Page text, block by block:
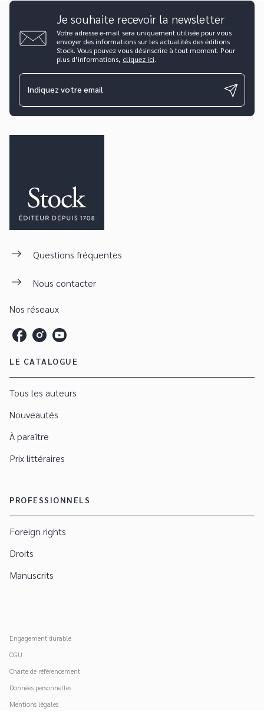
Je souhaite recevoir la newsletter
Votre adresse e-mail sera uniquement utilisée pour vous
envoyer des informations sur les actualités des éditions
Stock. Vous pouvez vous désinscrire à tout moment. Pour
plus d’informations, cliquez ici.
Indiquez votre email
Questions fréquentes
Nous contacter
Nos réseaux
LE CATALOGUE
Tous les auteurs
Nouveautés
À paraître
Prix littéraires
PROFESSIONNELS
Foreign rights
Droits
Manuscrits
Engagement durable
CGU
Charte de référencement
Données personnelles
Mentions légales